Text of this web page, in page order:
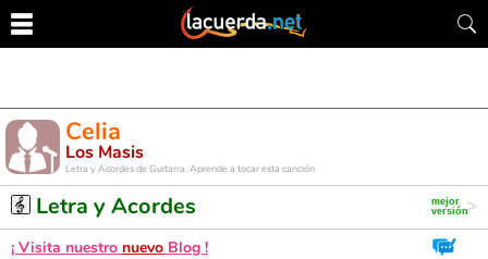
Celia
Los Masis
Letra y Acordes de Guitarra. Aprende a tocar esta canción
Letra y Acordes
¡ Visita nuestro nuevo Blog !